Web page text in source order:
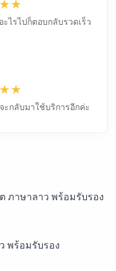
ไรไปก็ตอบกลับรวดเร็ว
ะกลับมาใช้บริการอีกค่ะ
ภาษาลาว พร้อมรับรอง
พร้อมรับรอง